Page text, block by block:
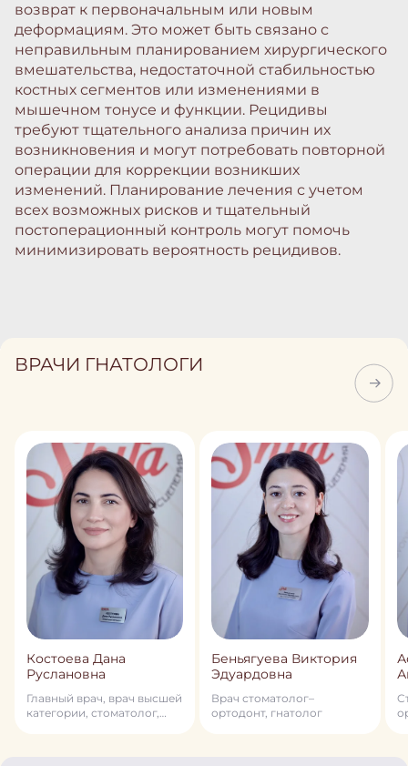
возврат к первоначальным или новым
деформациям. Это может быть связано с
неправильным планированием хирургического
вмешательства, недостаточной стабильностью
костных сегментов или изменениями в
мышечном тонусе и функции. Рецидивы
требуют тщательного анализа причин их
возникновения и могут потребовать повторной
операции для коррекции возникших
изменений. Планирование лечения с учетом
всех возможных рисков и тщательный
постоперационный контроль могут помочь
минимизировать вероятность рецидивов.
ВРАЧИ ГНАТОЛОГИ
Костоева Дана
Руслановна
Главный врач, врач высшей
категории, стоматолог,
Беньягуева Виктория
Эдуардовна
Врач стоматолог–
ортодонт, гнатолог